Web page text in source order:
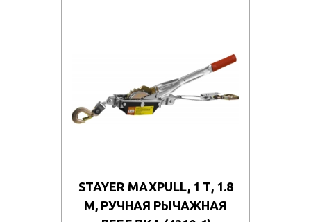
STAYER MAXPULL, 1 Т, 1.8
М, РУЧНАЯ РЫЧАЖНАЯ